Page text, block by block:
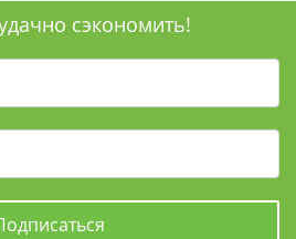
сэкономить!